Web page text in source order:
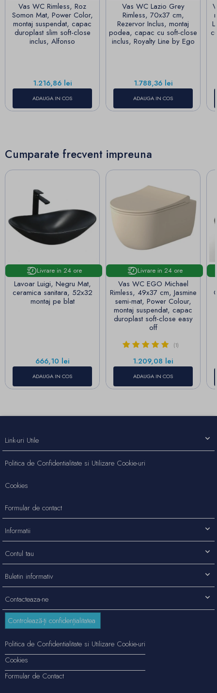
Vas WC Rimless, Roz
Somon Mat, Power Color,
montaj suspendat, capac
duroplast slim soft-close
inclus, Alfonso
Pret
1.216,86 lei
ADAUGA IN COS
Vas WC Lazio Grey
Rimless, 70x37 cm,
Rezervor Inclus, montaj
podea, capac cu soft-close
inclus, Royalty Line by Ego
Pret
1.788,36 lei
ADAUGA IN COS
Cumparate frecvent impreuna
Livrare in 24 ore
Lavoar Luigi, Negru Mat,
ceramica sanitara, 52x32
montaj pe blat
Pret
666,10 lei
ADAUGA IN COS
Livrare in 24 ore
Vas WC EGO Michael
Rimless, 49x37 cm, Jasmine
semi-mat, Power Colour,
montaj suspendat, capac
duroplast soft-close easy
off
(1)
Pret
1.209,08 lei
ADAUGA IN COS
Contacteaza-ne
Link-uri Utile
Politica de Confidentialitate si Utilizare Cookie-uri
Cookies
Formular de contact
Informatii
Contul tau
Buletin informativ
Controlează-ți confidențialitatea
Politica de Confidentialitate si Utilizare Cookie-uri
Cookies
Formular de Contact